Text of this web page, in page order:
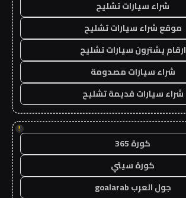
شراء سيارات تشليح
موقع شراء سيارات تشليح
ارقام يشترون سيارات تشليح
شراء سيارات مصدومة
شراء سيارات قديمة تشليح
!
كورة 365
كورة سيتي
جول العرب goalarab